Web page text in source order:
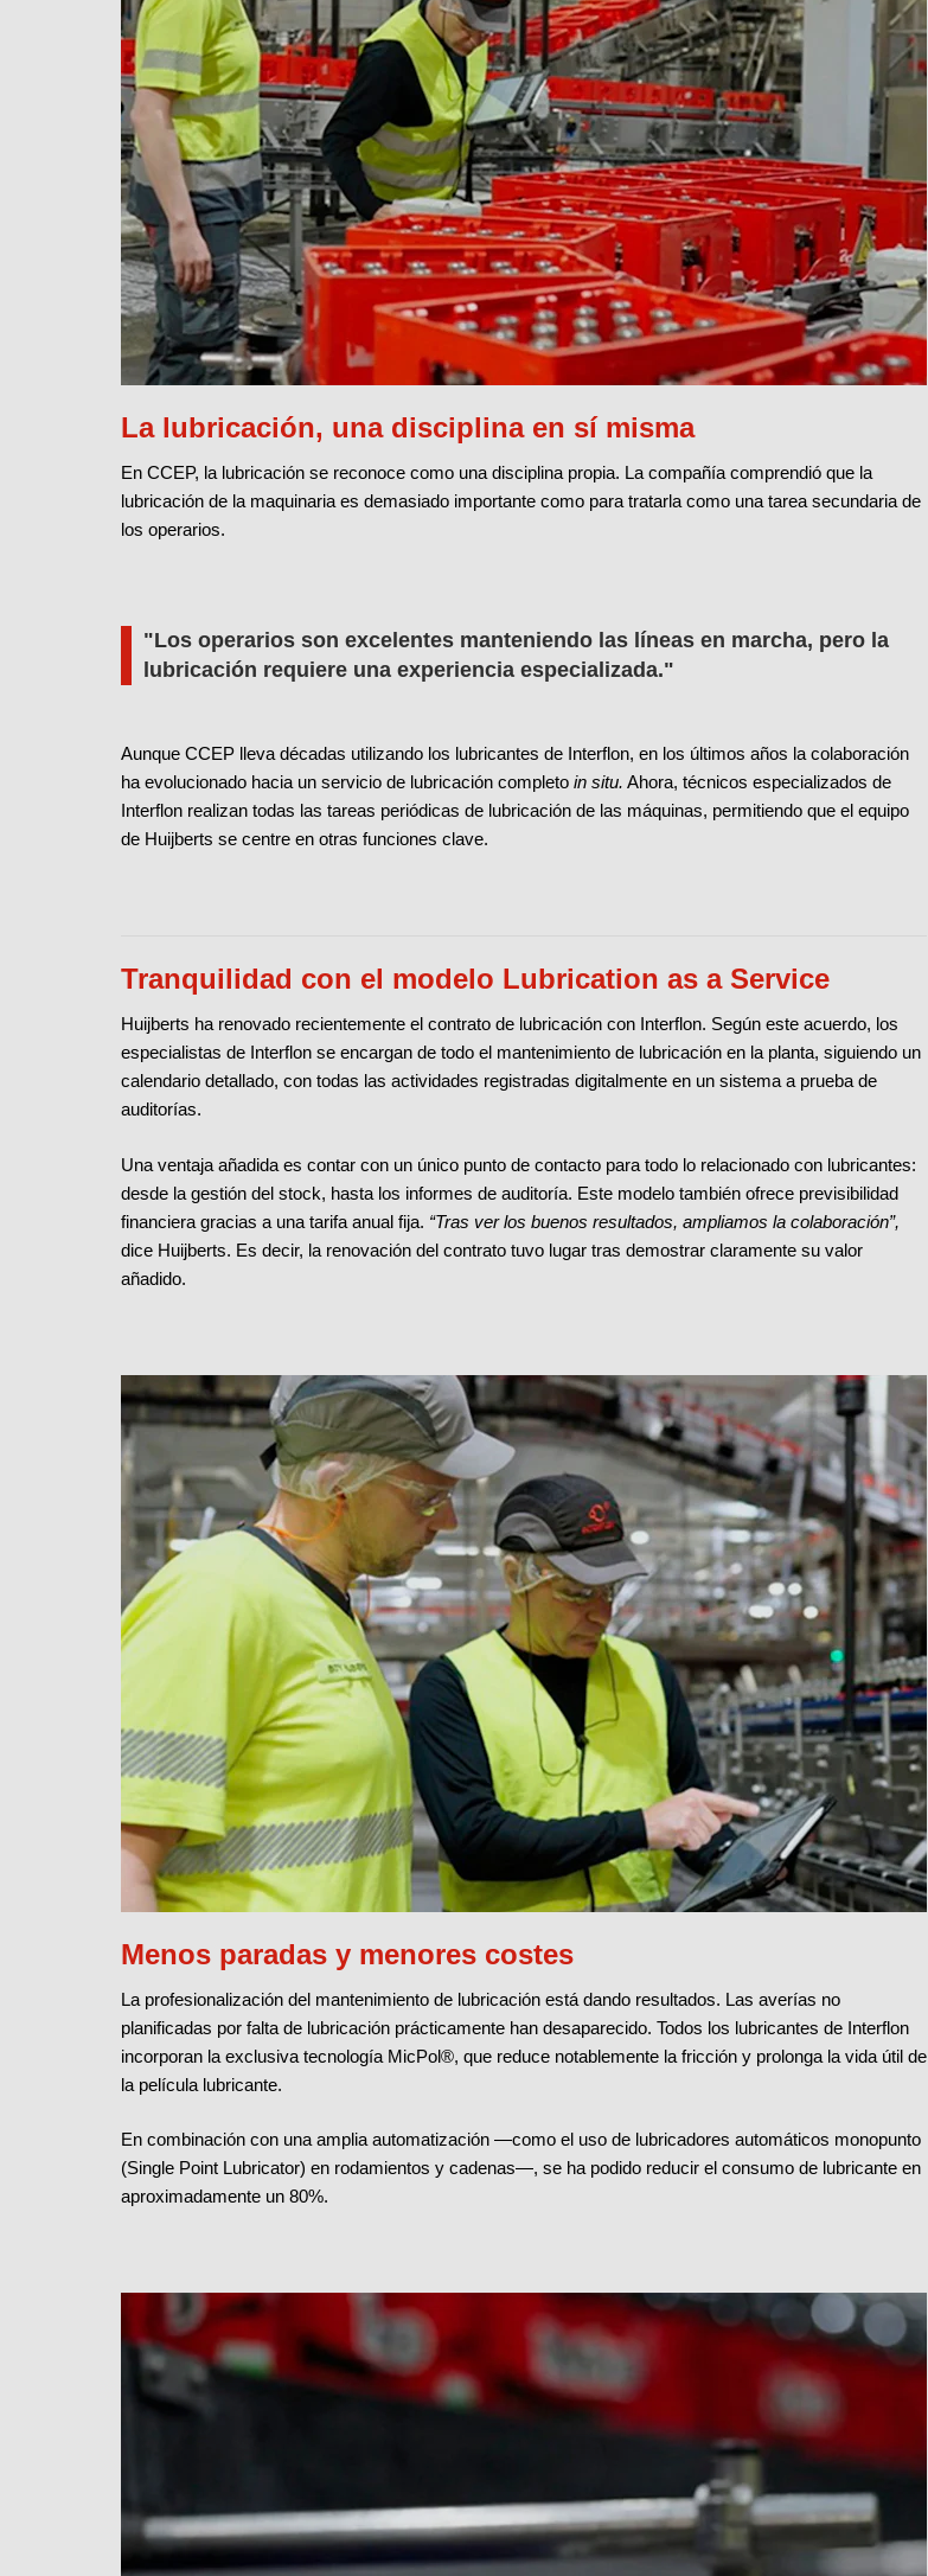
La lubricación, una disciplina en sí misma
En CCEP, la lubricación se reconoce como una disciplina propia. La compañía comprendió que la
lubricación de la maquinaria es demasiado importante como para tratarla como una tarea secundaria de
los operarios.
"Los operarios son excelentes manteniendo las líneas en marcha, pero la
lubricación requiere una experiencia especializada."
Aunque CCEP lleva décadas utilizando los lubricantes de Interflon, en los últimos años la colaboración
ha evolucionado hacia un servicio de lubricación completo in situ. Ahora, técnicos especializados de
Interflon realizan todas las tareas periódicas de lubricación de las máquinas, permitiendo que el equipo
de Huijberts se centre en otras funciones clave.
Tranquilidad con el modelo Lubrication as a Service
Huijberts ha renovado recientemente el contrato de lubricación con Interflon. Según este acuerdo, los
especialistas de Interflon se encargan de todo el mantenimiento de lubricación en la planta, siguiendo un
calendario detallado, con todas las actividades registradas digitalmente en un sistema a prueba de
auditorías.
Una ventaja añadida es contar con un único punto de contacto para todo lo relacionado con lubricantes:
desde la gestión del stock, hasta los informes de auditoría. Este modelo también ofrece previsibilidad
financiera gracias a una tarifa anual fija. “Tras ver los buenos resultados, ampliamos la colaboración”,
dice Huijberts. Es decir, la renovación del contrato tuvo lugar tras demostrar claramente su valor
añadido.
Menos paradas y menores costes
La profesionalización del mantenimiento de lubricación está dando resultados. Las averías no
planificadas por falta de lubricación prácticamente han desaparecido. Todos los lubricantes de Interflon
incorporan la exclusiva tecnología MicPol®, que reduce notablemente la fricción y prolonga la vida útil de
la película lubricante.
En combinación con una amplia automatización —como el uso de lubricadores automáticos monopunto
(Single Point Lubricator) en rodamientos y cadenas—, se ha podido reducir el consumo de lubricante en
aproximadamente un 80%.